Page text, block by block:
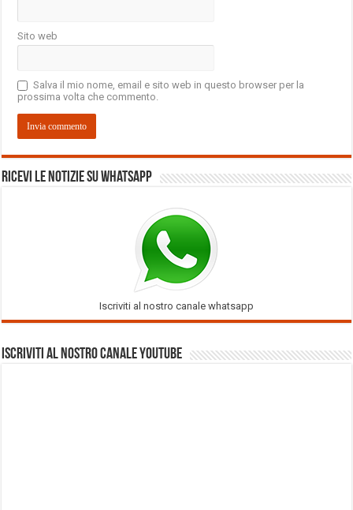
Sito web
Salva il mio nome, email e sito web in questo browser per la
prossima volta che commento.
Ricevi le notizie su Whatsapp
Iscriviti al nostro canale whatsapp
Iscriviti al nostro Canale Youtube